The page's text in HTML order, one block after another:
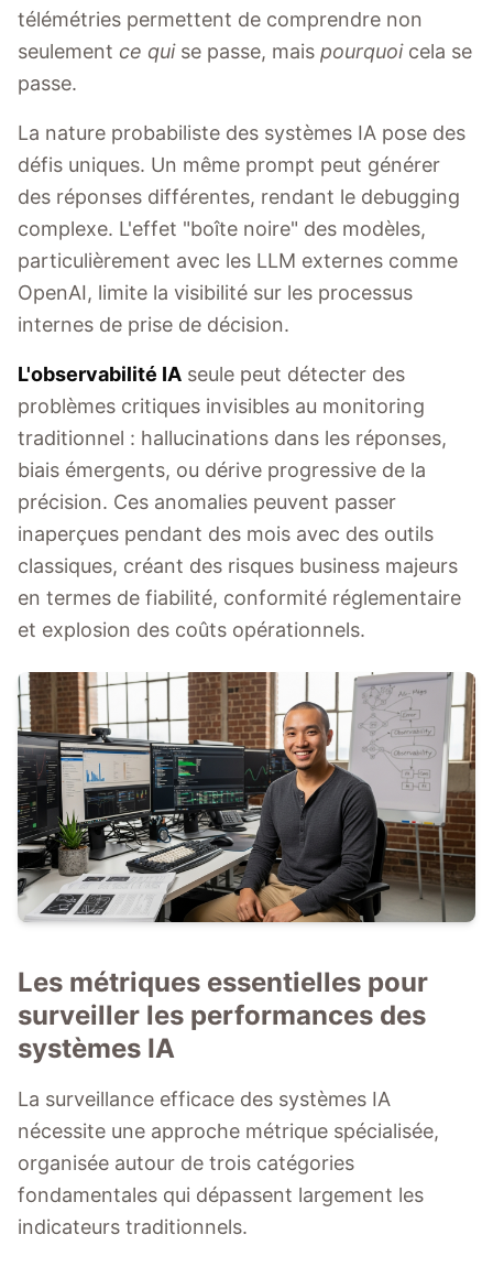
télémétries permettent de comprendre non
seulement ce quise passe, mais pourquoicela se
passe.
La nature probabiliste des systèmes IA pose des
défis uniques. Un même prompt peut générer
des réponses différentes, rendant le debugging
complexe. L'effet "boîte noire" des modèles,
particulièrement avec les LLM externes comme
OpenAI, limite la visibilité sur les processus
internes de prise de décision.
L'observabilité IA seule peut détecter des
problèmes critiques invisibles au monitoring
traditionnel : hallucinations dans les réponses,
biais émergents, ou dérive progressive de la
précision. Ces anomalies peuvent passer
inaperçues pendant des mois avec des outils
classiques, créant des risques business majeurs
en termes de fiabilité, conformité réglementaire
et explosion des coûts opérationnels.
Les métriques essentielles pour
surveiller les performances des
systèmes IA
La surveillance efficace des systèmes IA
nécessite une approche métrique spécialisée,
organisée autour de trois catégories
fondamentales qui dépassent largement les
indicateurs traditionnels.